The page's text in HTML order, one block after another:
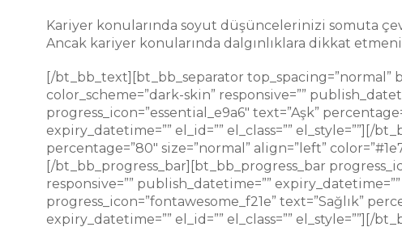
Kariyer konularında soyut düşüncelerinizi somuta
Ancak kariyer konularında dalgınlıklara dikkat
[/bt_bb_text][bt_bb_separator top_spacing=”normal”
color_scheme=”dark-skin” responsive=””
progress_icon=”essential_e9a6″ text=”Aşk”
expiry_datetime=”” el_id=”” el_class=”” el_style=””][/
percentage=”80″ size=”normal” align=”left”
[/bt_bb_progress_bar][bt_bb_progress_bar
responsive=”” publish_datetime=””
progress_icon=”fontawesome_f21e” text=”Sağlık”
expiry_datetime=”” el_id=”” el_class=””